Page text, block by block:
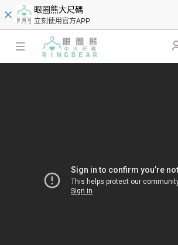
眼圈熊大尺碼
立刻使用官方APP